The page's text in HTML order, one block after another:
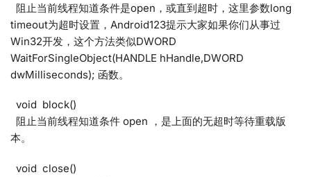
阻止当前线程知道条件是open，或直到超时，这里参数long
timeout为超时设置，Android123提示大家如果你们从事过
Win32开发，这个方法类似DWORD
WaitForSingleObject(HANDLE hHandle,DWORD
dwMilliseconds); 函数。
void block()
阻止当前线程知道条件 open ，是上面的无超时等待重载版
本。
void close()